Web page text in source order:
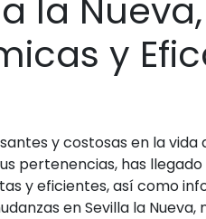
la
y
y costosas en la vida
pertenencias, has
y eficientes, así como
en Sevilla la